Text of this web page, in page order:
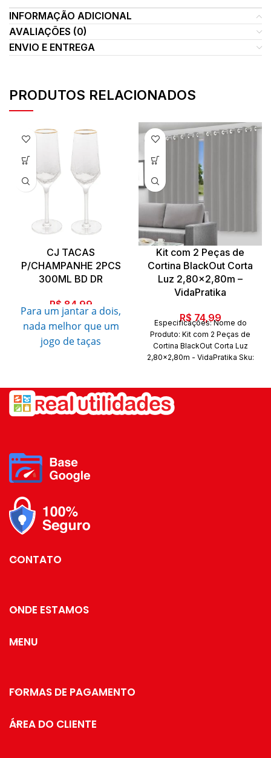
INFORMAÇÃO ADICIONAL
AVALIAÇÕES (0)
ENVIO E ENTREGA
PRODUTOS RELACIONADOS
CJ TACAS
P/CHAMPANHE 2PCS
300ML BD DR
R$84,99
Para um jantar a dois,
nada melhor que um
jogo de taças
borda dourada, feito
em Cristal. Pode ser
trazer requinte e
delicadeza á sua mesa!
Kit com 2 Peças de
Cortina BlackOut Corta
Luz 2,80×2,80m –
VidaPratika
R$ 74,99
Especificações: Nome do
Produto: Kit com 2 Peças de
Cortina BlackOut Corta Luz
2,80x2,80m - VidaPratika Sku:
embalagem: 01 Kit com 2
Peças de Cortina BlackOut
CONTATO
ONDE ESTAMOS
MENU
FORMAS DE PAGAMENTO
ÁREA DO CLIENTE